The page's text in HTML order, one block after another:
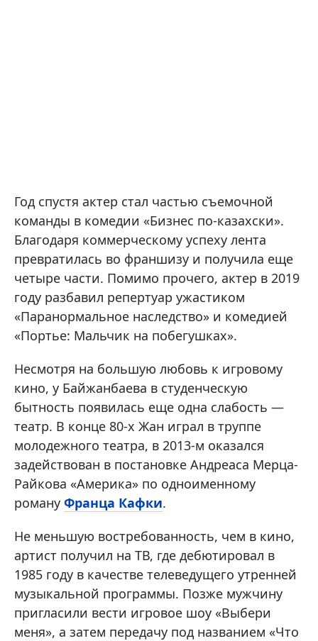
Год спустя актер стал частью съемочной
команды в комедии «Бизнес по-казахски».
Благодаря коммерческому успеху лента
превратилась во франшизу и получила еще
четыре части. Помимо прочего, актер в 2019
году разбавил репертуар ужастиком
«Паранормальное наследство» и комедией
«Портье: Мальчик на побегушках».
Несмотря на большую любовь к игровому
кино, у Байжанбаева в студенческую
бытность появилась еще одна слабость —
театр. В конце 80-х Жан играл в труппе
молодежного театра, в 2013-м оказался
задействован в постановке Андреаса Мерца-
Райкова «Америка» по одноименному
роману Франца Кафки.
Не меньшую востребованность, чем в кино,
артист получил на ТВ, где дебютировал в
1985 году в качестве телеведущего утренней
музыкальной программы. Позже мужчину
пригласили вести игровое шоу «Выбери
меня», а затем передачу под названием «Что